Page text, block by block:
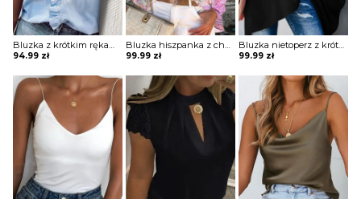
Bluzka z krótkim rękawem z falbanką na przodzie
94.99 zł
Bluzka hiszpanka z chwostami
99.99 zł
Bluzka nietoperz z krótkim rękawem
99.99 zł